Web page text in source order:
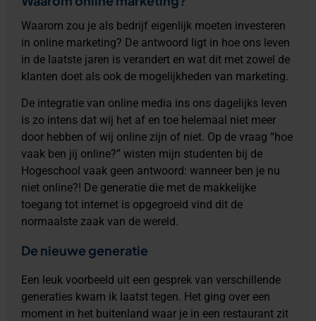
Waarom zou je als bedrijf eigenlijk moeten investeren
in online marketing? De antwoord ligt in hoe ons leven
in de laatste jaren is verandert en wat dit met zowel de
klanten doet als ook de mogelijkheden van marketing.
De integratie van online media ins ons dagelijks leven
is zo intens dat wij het af en toe helemaal niet meer
door hebben of wij online zijn of niet. Op de vraag “hoe
vaak ben jij online?” wisten mijn studenten bij de
Hogeschool vaak geen antwoord: wanneer ben je nu
niet online?! De generatie die met de makkelijke
toegang tot internet is opgegroeid vind dit de
normaalste zaak van de wereld.
De nieuwe generatie
Een leuk voorbeeld uit een gesprek van verschillende
generaties kwam ik laatst tegen. Het ging over een
moment in het buitenland waar je in een restaurant zit